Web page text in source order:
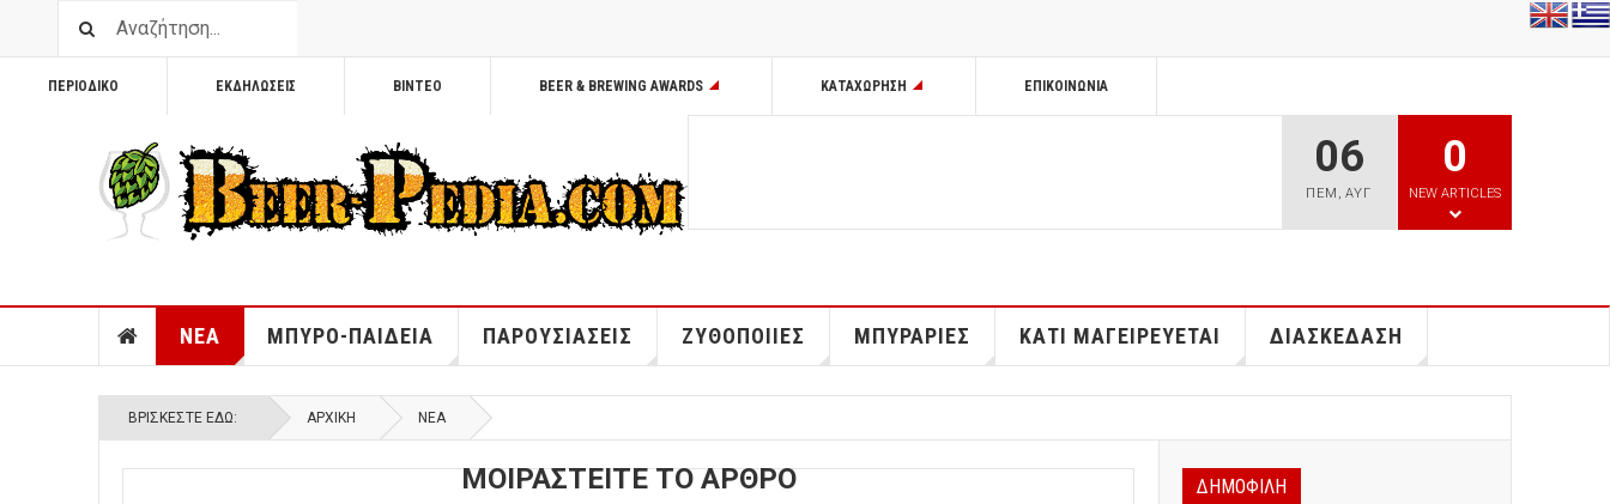
ΠΕΡΙΟΔΙΚΟ ΕΚΔΗΛΩΣΕΙΣ ΒΙΝΤΕΟ BEER & BREWING AWARDS ΚΑΤΑΧΩΡΗΣΗ ΕΠΙΚΟΙΝΩΝΊΑ
06
ΠΕΜ ,ΑΥΓ
0
NEW ARTICLES
ΝΕΑ ΜΠΥΡΟ-ΠΑΙΔΕΙΑ ΠΑΡΟΥΣΙΑΣΕΙΣ ΖΥΘΟΠΟΙΙΕΣ ΜΠΥΡΑΡΙΕΣ ΚΑΤΙ ΜΑΓΕΙΡΕΥΕΤΑΙ ΔΙΑΣΚΕΔΑΣΗ
ΒΡΊΣΚΕΣΤΕ ΕΔΏ: ΑΡΧΙΚΉ ΝΕΑ
ΜΟΙΡΑΣΤΕΙΤΕ ΤΟ ΑΡΘΡΟ ΔΗΜΟΦΙΛΗ